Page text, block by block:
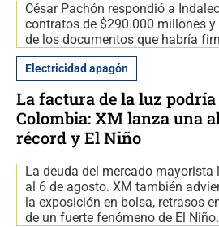
César Pachón respondió a
contratos de $290.000 millones
de los documentos que habría
Electricidad apagón
La factura de la luz
Colombia: XM lanza una
récord y El Niño
La deuda del mercado mayorista
al 6 de agosto. XM también
la exposición en bolsa, retrasos
de un fuerte fenómeno de El Niño.